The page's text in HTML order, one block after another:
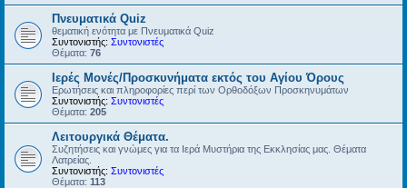
Πνευματικά Quiz
θεματική ενότητα με Πνευματικά Quiz
Συντονιστής: Συντονιστές
Θέματα: 76
Ιερές Μονές/Προσκυνήματα εκτός του Αγίου Όρους
Ερωτήσεις και πληροφορίες περί των Ορθοδόξων Προσκηνυμάτων
Συντονιστής: Συντονιστές
Θέματα: 205
Λειτουργικά Θέματα.
Συζητήσεις και γνώμες για τα Ιερά Μυστήρια της Εκκλησίας μας. Θέματα
Λατρείας.
Συντονιστής: Συντονιστές
Θέματα: 113